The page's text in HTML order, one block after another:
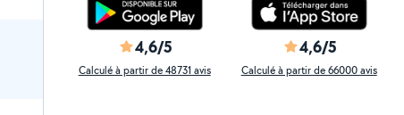
4,6/5
Calculé à partir de 48731 avis
4,6/5
Calculé à partir de 66000 avis